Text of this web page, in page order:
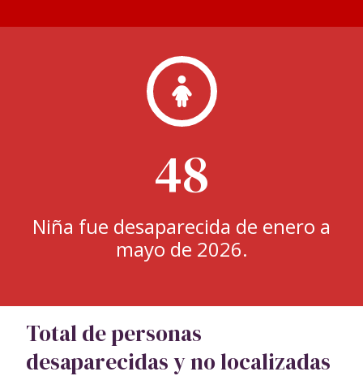
48
Niña fue desaparecida de enero a
mayo de 2026.
Total de personas
desaparecidas y no localizadas